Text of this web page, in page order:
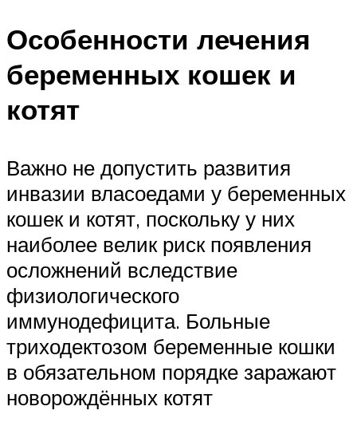
Особенности лечения
беременных кошек и
котят
Важно не допустить развития
инвазии власоедами у беременных
кошек и котят, поскольку у них
наиболее велик риск появления
осложнений вследствие
физиологического
иммунодефицита. Больные
триходектозом беременные кошки
в обязательном порядке заражают
новорождённых котят